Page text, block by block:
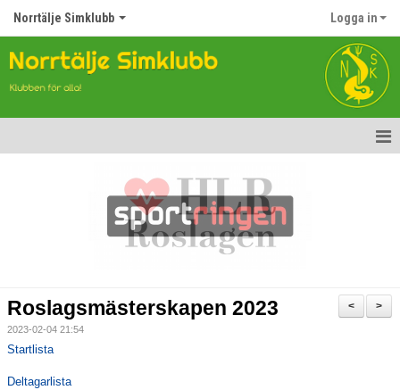
Norrtälje Simklubb Logga in
Topp Tolv
>
<
Roslagsmästerskapen 2023
2023-02-04 21:54
Startlista
Deltagarlista